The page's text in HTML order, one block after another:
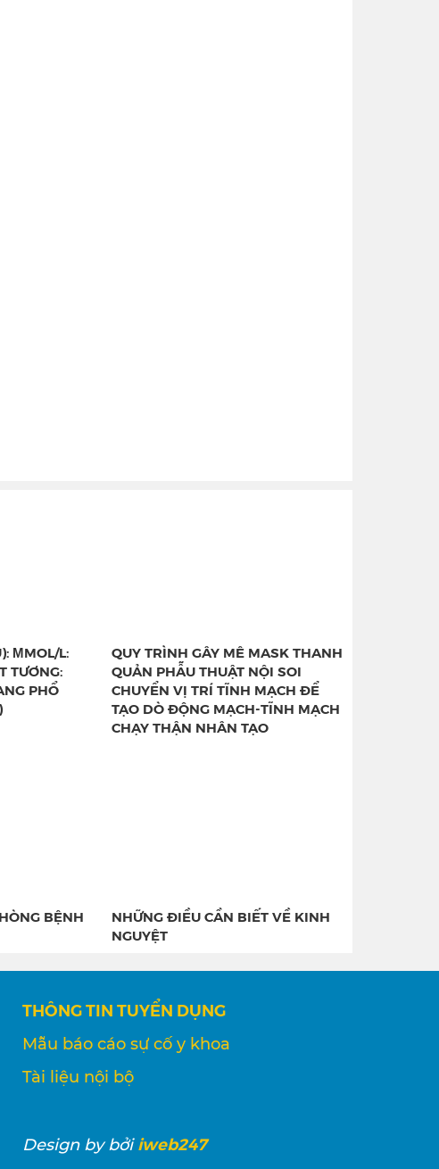
ΜMOL/L:
TƯƠNG:
PHỔ
QUY TRÌNH GÂY MÊ MASK THANH
QUẢN PHẪU THUẬT NỘI SOI
CHUYỂN VỊ TRÍ TĨNH MẠCH ĐỂ
TẠO DÒ ĐỘNG MẠCH-TĨNH MẠCH
CHẠY THẬN NHÂN TẠO
BỆNH
NHỮNG ĐIỀU CẦN BIẾT VỀ KINH
NGUYỆT
THÔNG TIN TUYỂN DỤNG
Mẫu báo cáo sự cố y khoa
Tài liệu nội bộ
Designby bởi iweb247